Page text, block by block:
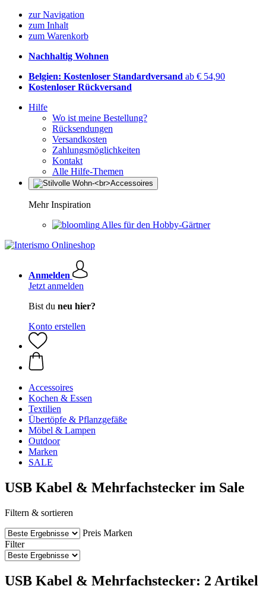
zur Navigation
zum Inhalt
zum Warenkorb
Nachhaltig Wohnen
Belgien: Kostenloser Standardversand ab € 54,90
Kostenloser Rückversand
Hilfe
Wo ist meine Bestellung?
Rücksendungen
Versandkosten
Zahlungsmöglichkeiten
Kontakt
Alle Hilfe-Themen
Mehr Inspiration
Alles für den Hobby-Gärtner
Anmelden
Jetzt anmelden
Bist du neu hier?
Konto erstellen
Accessoires
Kochen & Essen
Textilien
Übertöpfe & Pflanzgefäße
Möbel & Lampen
Outdoor
Marken
SALE
USB Kabel & Mehrfachstecker im Sale
Filtern & sortieren
Preis Marken
Filter
USB Kabel & Mehrfachstecker: 2 Artikel